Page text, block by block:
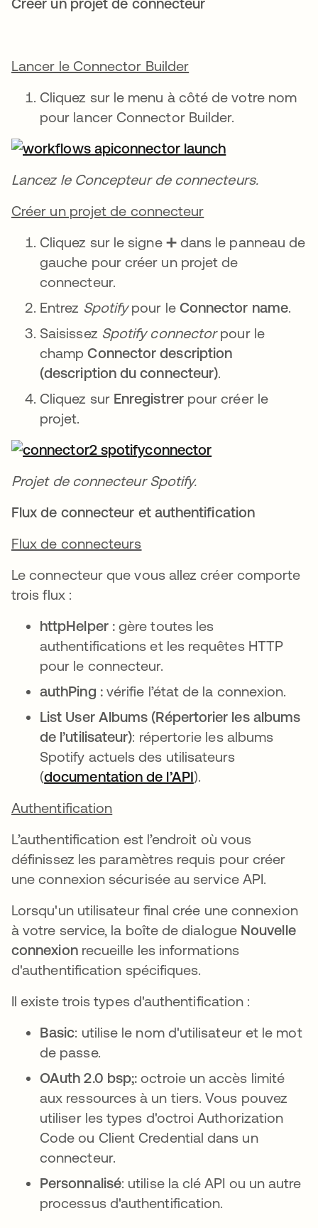
Lancer le Connector Builder
Cliquez sur le menu à côté de votre nom
pour lancer Connector Builder.
Lancez le Concepteur de connecteurs.
Créer un projet de connecteur
Cliquez sur le signe ➕ dans le panneau de
gauche pour créer un projet de
connecteur.
Entrez Spotifypour le Connector name.
Saisissez Spotify connectorpour le
champConnector description
(description du connecteur)
Cliquez sur Enregistrerpour créer le
projet.
Projet de connecteur Spotify.
Flux de connecteur et authentification
Flux de connecteurs
Le connecteur que vous allez créer comporte
trois flux :
httpHelper :gère toutes les
authentifications et les requêtes HTTP
pour le connecteur.
authPing :vérifie l’état de la connexion.
List User Albums (Répertorier les albums
de l’utilisateur): répertorie les albums
Spotify actuels des utilisateurs
(documentation de l’APIs’ouvre dans un
).
Authentification
L’authentification est l’endroit où vous
définissez les paramètres requis pour créer
une connexion sécurisée au service API.
Lorsqu'un utilisateur final crée une connexion
à votre service, la boîte de dialogue Nouvelle
connexionrecueille les informations
d'authentification spécifiques.
Il existe trois types d'authentification :
Basic: utilise le nom d'utilisateur et le mot
de passe.
OAuth 2.0 bsp;:octroie un accès limité
aux ressources à un tiers. Vous pouvez
utiliser les types d'octroi Authorization
Code ou Client Credential dans un
connecteur.
Personnalisé: utilise la clé API ou un autre
processus d'authentification.